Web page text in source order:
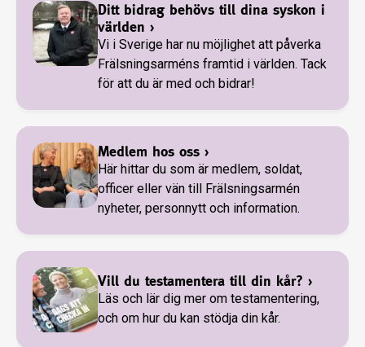
Ditt bidrag behövs till dina syskon i
världen ›
Vi i Sverige har nu möjlighet att påverka
Frälsningsarméns framtid i världen. Tack
för att du är med och bidrar!
Medlem hos oss ›
Här hittar du som är medlem, soldat,
officer eller vän till Frälsningsarmén
nyheter, personnytt och information.
Vill du testamentera till din kår? ›
Läs och lär dig mer om testamentering,
och om hur du kan stödja din kår.